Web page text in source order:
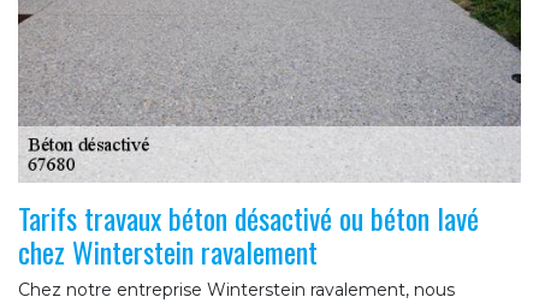
Tarifs travaux béton désactivé ou béton lavé
chez Winterstein ravalement
Chez notre entreprise Winterstein ravalement, nous